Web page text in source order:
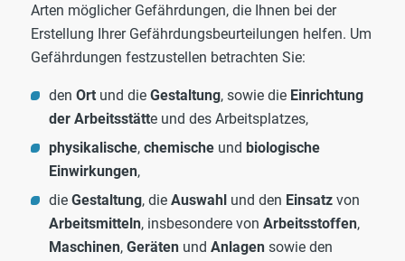
Arten möglicher Gefährdungen, die Ihnen bei der
Erstellung Ihrer Gefährdungsbeurteilungen helfen. Um
Gefährdungen festzustellen betrachten Sie:
den Ortund die Gestaltung, sowie die Einrichtung
der Arbeitsstätte und des Arbeitsplatzes,
physikalische, chemischeund biologische
Einwirkungen,
die Gestaltung, die Auswahl und den Einsatzvon
Arbeitsmitteln, insbesondere von Arbeitsstoffen,
Maschinen, Gerätenund Anlagensowie den